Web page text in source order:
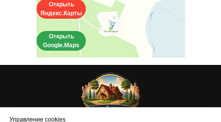
Открыть
Яндекс.Карты
Открыть
Google.Maps
Управление cookies